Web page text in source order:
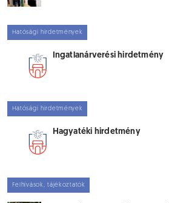
Hatósági hirdetmények
Ingatlanárverési hirdetmény
Hatósági hirdetmények
Hagyatéki hirdetmény
Felhívások, tájékoztatók